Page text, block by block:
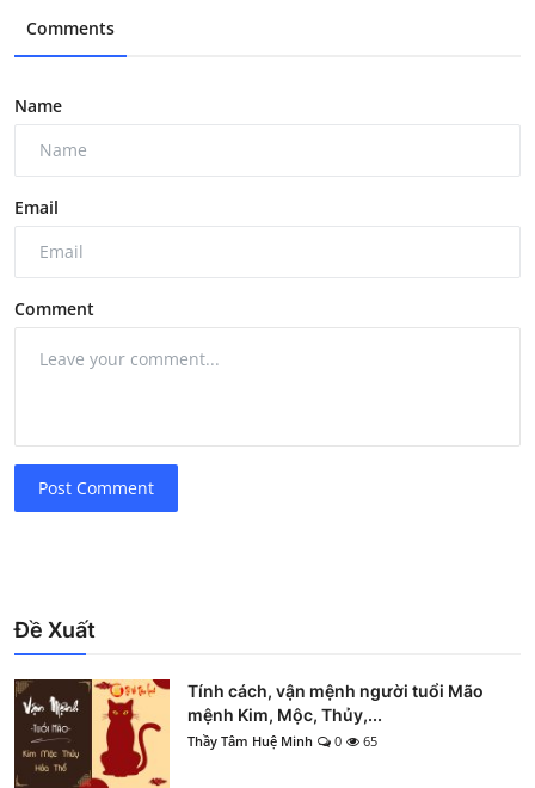
Comments
Name
Email
Comment
Post Comment
Đề Xuất
Tính cách, vận mệnh người tuổi Mão
mệnh Kim, Mộc, Thủy,...
Thầy Tâm Huệ Minh 0 65